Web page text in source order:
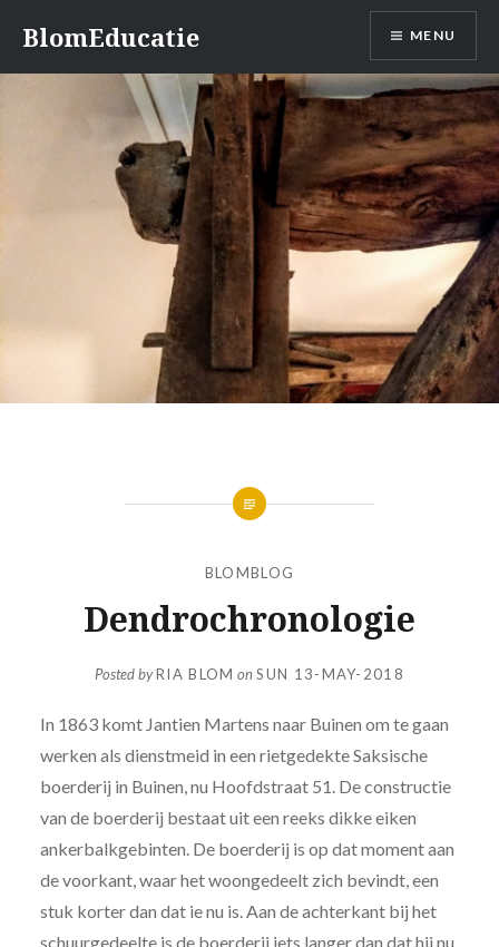
content
BlomEducatie MENU
BLOMBLOG
Dendrochronologie
Posted byRIA BLOM onSUN 13-MAY-2018
In 1863 komt Jantien Martens naar Buinen om te gaan
werken als dienstmeid in een rietgedekte Saksische
boerderij in Buinen, nu Hoofdstraat 51. De constructie
van de boerderij bestaat uit een reeks dikke eiken
ankerbalkgebinten. De boerderij is op dat moment aan
de voorkant, waar het woongedeelt zich bevindt, een
stuk korter dan dat ie nu is. Aan de achterkant bij het
schuurgedeelte is de boerderij iets langer dan dat hij nu